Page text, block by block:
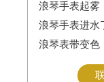
浪琴手表起雾
浪琴手表进水
浪琴表带变色